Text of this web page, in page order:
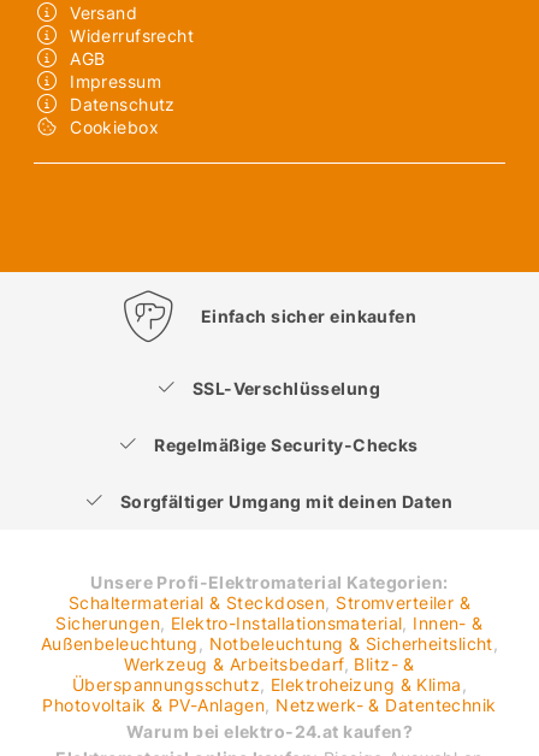
Versand
Widerrufsrecht
AGB
Impressum
Datenschutz
Cookiebox
Einfach sicher einkaufen
SSL-Verschlüsselung
Regelmäßige Security-Checks
Sorgfältiger Umgang mit deinen Daten
Unsere Profi-Elektromaterial Kategorien:
Schaltermaterial & Steckdosen Stromverteiler &
Sicherungen Elektro-Installationsmaterial Innen- &
Außenbeleuchtung
Notbeleuchtung & Sicherheitslicht
Werkzeug & Arbeitsbedarf, Blitz- &
Überspannungsschutz
Elektroheizung & Klima
Photovoltaik & PV-Anlagen Netzwerk- & Datentechnik
Warum bei elektro-24.at kaufen?